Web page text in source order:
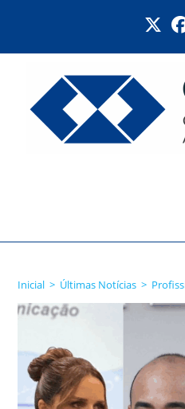
Inicial > Últimas Notícias >